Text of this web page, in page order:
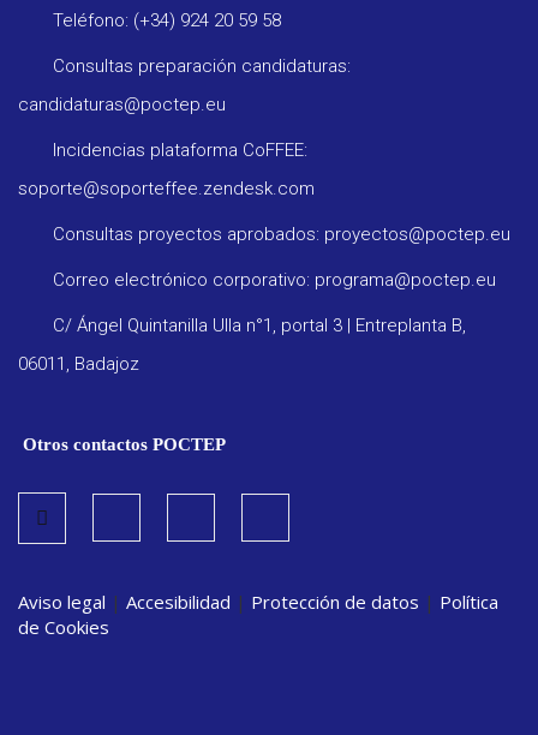
Teléfono: (+34) 924 20 59 58
Consultas preparación candidaturas:
candidaturas@poctep.eu
Incidencias plataforma CoFFEE:
soporte@soporteffee.zendesk.com
Consultas proyectos aprobados: proyectos@poctep.eu
Correo electrónico corporativo: programa@poctep.eu
C/ Ángel Quintanilla Ulla n°1, portal 3 | Entreplanta B,
06011, Badajoz
Otros contactos POCTEP
Aviso legal | Accesibilidad | Protección de datos | Política
de Cookies